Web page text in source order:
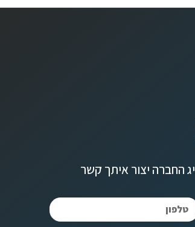
החברה יצור איתך קשר